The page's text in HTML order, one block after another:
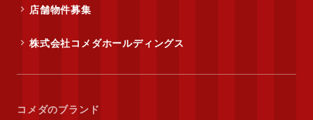
店舗物件募集
株式会社コメダホールディングス
コメダのブランド